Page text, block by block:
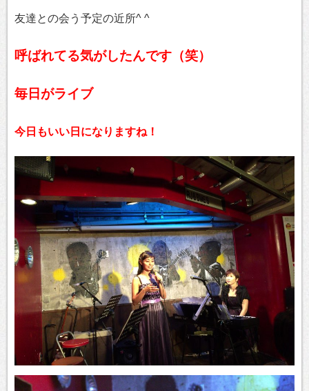
友達との会う予定の近所^ ^
呼ばれてる気がしたんです（笑）
毎日がライブ
今日もいい日になりますね！